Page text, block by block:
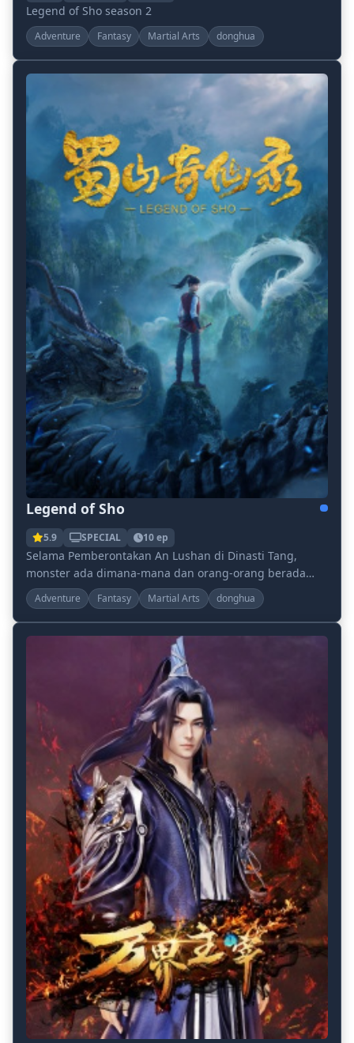
Legend of Sho season 2
Adventure Fantasy Martial Arts donghua
Legend of Sho
5.9 SPECIAL 10 ep
Selama Pemberontakan An Lushan di Dinasti Tang,
monster ada dimana-mana dan orang-orang berada
dalam kemiskinan di Dataran Tengah. Li Haobai
memulai d...
Adventure Fantasy Martial Arts donghua